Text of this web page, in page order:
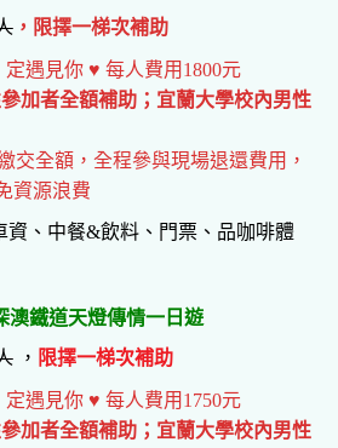
，限擇一梯次補助
遇見你 ♥ 每人費用1800元
加者全額補助；宜蘭大學校內男性
交全額，全程參與現場退還費用，
資源浪費
資、中餐&飲料、門票、品咖啡體
澳鐵道天燈傳情一日遊
， 限擇一梯次補助
遇見你 ♥ 每人費用1750元
加者全額補助；宜蘭大學校內男性